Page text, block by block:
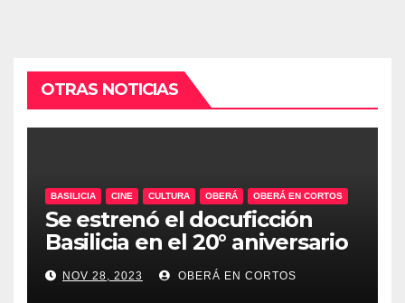
OTRAS NOTICIAS
BASILICIA CINE CULTURA OBERÁ OBERÁ EN CORTOS
Se estrenó el docuficción
Basilicia en el 20° aniversario
de Oberá en Cortos
NOV 28, 2023 OBERÁ EN CORTOS